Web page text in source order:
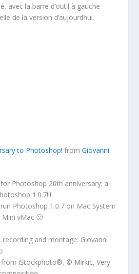
avec la barre d’outil à gauche
de la version d’aujourdhui.
to Photoshop! fromGiovanni
Photoshop 20th anniversary: a
1.0.7!!!
Photoshop 1.0.7 on Mac System
Mini vMac 🙂
and montage: Giovanni
from iStockphoto®, © Mirkic, Very